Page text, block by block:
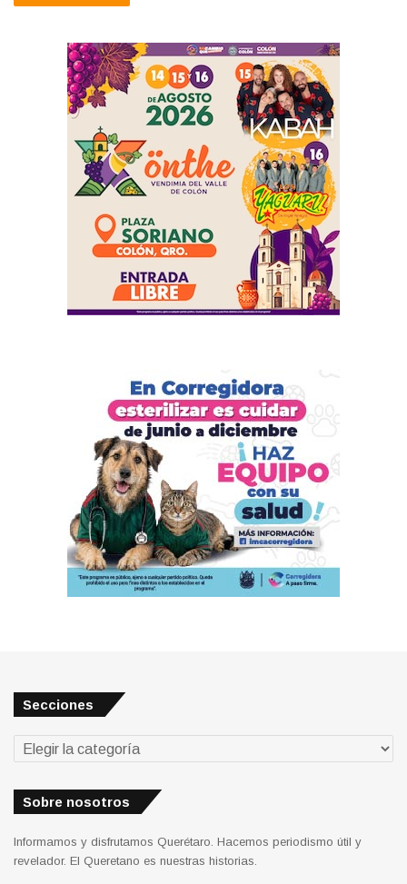
Secciones
Secciones
Sobre nosotros
Informamos y disfrutamos Querétaro. Hacemos periodismo útil y
revelador. El Queretano es nuestras historias.